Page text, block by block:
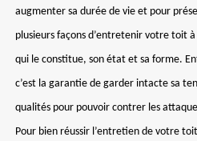
augmenter sa durée de vie et pour
plusieurs façons d’entretenir votre toit
qui le constitue, son état et sa forme.
c’est la garantie de garder intacte sa
qualités pour pouvoir contrer les
Pour bien réussir l’entretien de votre